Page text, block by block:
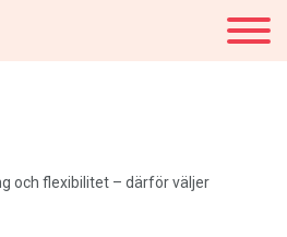
och flexibilitet – därför väljer